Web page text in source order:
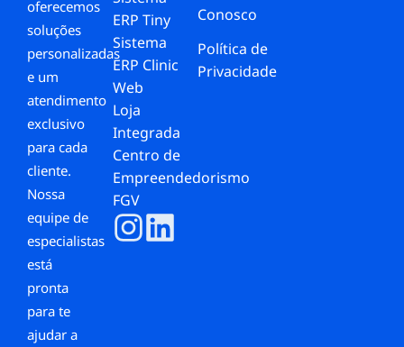
oferecemos
soluções
personalizadas
e um
atendimento
exclusivo
para cada
cliente.
Nossa
equipe de
especialistas
está
pronta
para te
ajudar a
ERP Tiny
Sistema
ERP Clinic
Web
Loja
Integrada
Centro de
Empreendedorismo
FGV
Conosco
Política de
Privacidade